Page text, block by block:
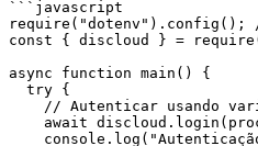
```javascript
require("dotenv").config();
const { discloud } =
async function main() {